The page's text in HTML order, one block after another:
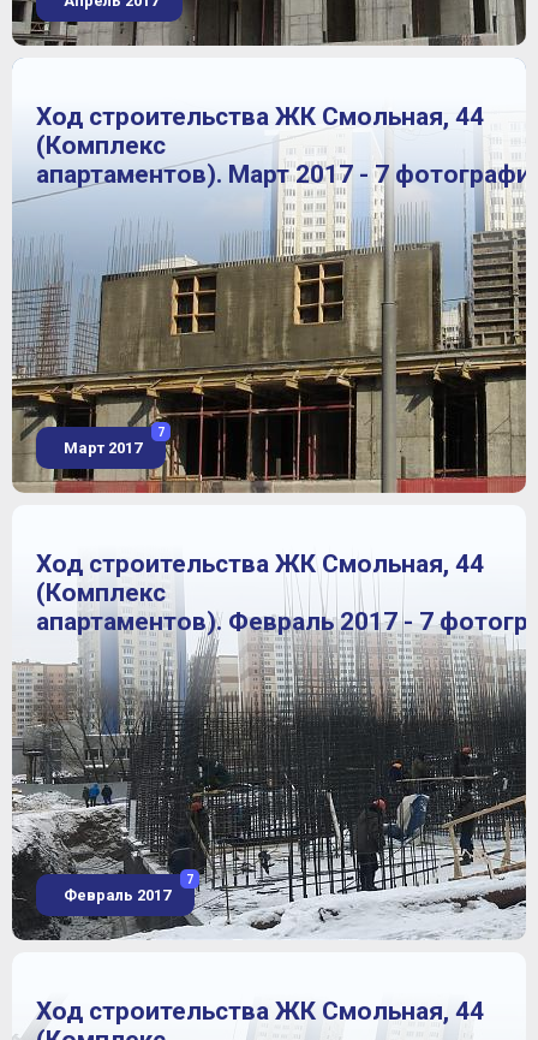
Ход строительства ЖК Смольная, 44
(Комплекс
апартаментов). Март 2017 - 7
Март 2017
7
Ход строительства ЖК Смольная, 44
(Комплекс
апартаментов). Февраль 2017 - 7
Февраль 2017
7
Ход строительства ЖК Смольная, 44